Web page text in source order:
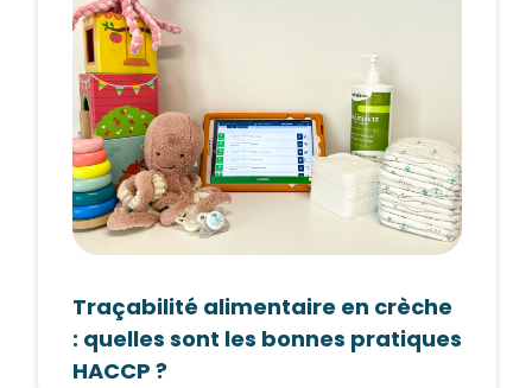
Traçabilité alimentaire en crèche
: quelles sont les bonnes pratiques
HACCP ?